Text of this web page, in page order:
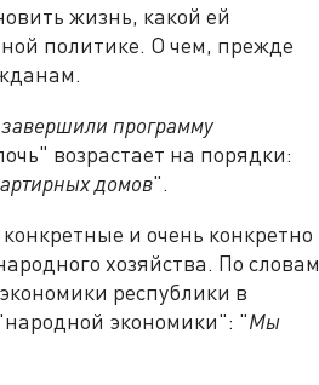
жизнь, какой ей
политике. О чем, прежде
программу
возрастает на порядки:
домов".
и очень конкретно
хозяйства. По словам
республики в
экономики": "Мы